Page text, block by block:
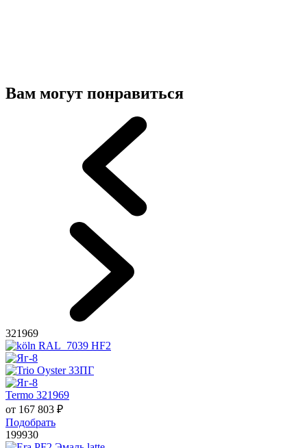
Вам могут понравиться
321969
Termo 321969
от 167 803 ₽
Подобрать
199930